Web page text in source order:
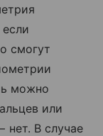
смогут
можно
или
В случае